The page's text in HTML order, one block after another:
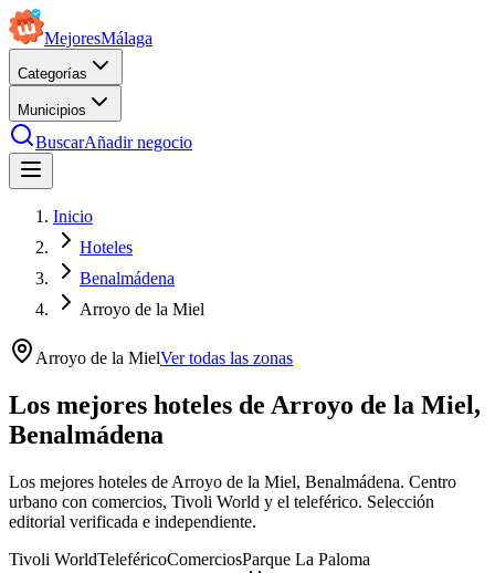
MejoresMálaga
Categorías
Municipios
BuscarAñadir negocio
Inicio
Hoteles
Benalmádena
Arroyo de la Miel
Arroyo de la MielVer todas las zonas
Los mejores hoteles de Arroyo de la Miel,
Benalmádena
Los mejores hoteles de Arroyo de la Miel, Benalmádena. Centro
urbano con comercios, Tivoli World y el teleférico. Selección
editorial verificada e independiente.
Tivoli WorldTeleféricoComerciosParque La Paloma